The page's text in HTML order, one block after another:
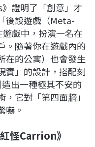
證明了「創意」才
後設遊戲（Meta-
戲中，扮演一名在
。隨著你在遊戲內的
在的公寓）也會發生
實」的設計，搭配刻
出一種極其不安的
它對「第四面牆」
嚇。
怪Carrion》